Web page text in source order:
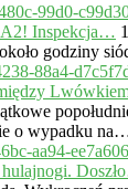
A2! Inspekcja…
godziny
o wypadku